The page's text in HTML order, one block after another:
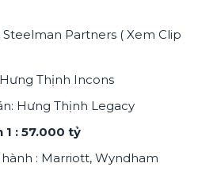
Partners ( Xem Clip
Thịnh Incons
Hưng Thịnh Legacy
1 : 57.000 tỷ
: Marriott, Wyndham